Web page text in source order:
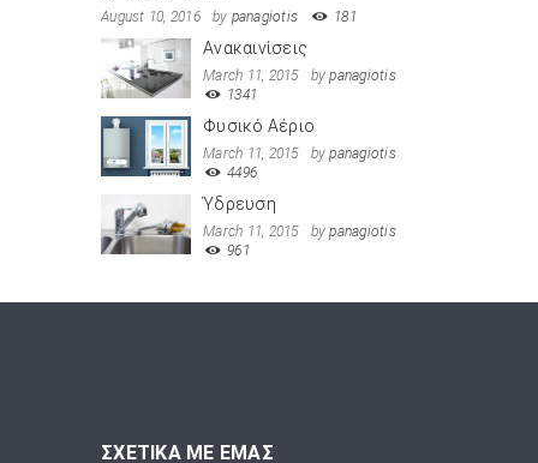
August 10, 2016 by panagiotis 181
Ανακαινίσεις
March 11, 2015 bypanagiotis
1341
Φυσικό Αέριο
March 11, 2015 bypanagiotis
4496
Ύδρευση
March 11, 2015 bypanagiotis
961
ΣΧΕΤΙΚΑ ΜΕ ΕΜΑΣ